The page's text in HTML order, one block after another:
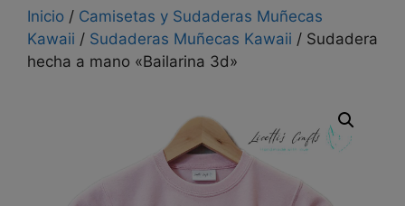
Inicio / Camisetas y Sudaderas Muñecas
Kawaii / Sudaderas Muñecas Kawaii / Sudadera
hecha a mano «Bailarina 3d»